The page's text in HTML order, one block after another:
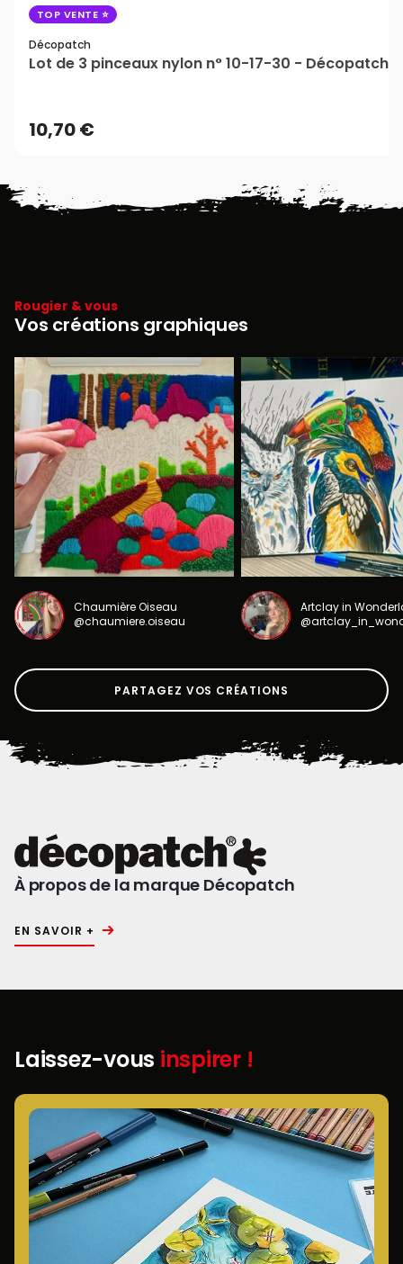
TOP VENTE
Décopatch
Lot de 3 pinceaux nylon n° 10-17-30 - Décopatch
10,70 €
Rougier & vous
Vos créations graphiques
Chaumière Oiseau
@chaumiere.oiseau
Artclay in
PARTAGEZ VOS CRÉATIONS
À propos de la marque Décopatch
EN SAVOIR +
Laissez-vous inspirer !